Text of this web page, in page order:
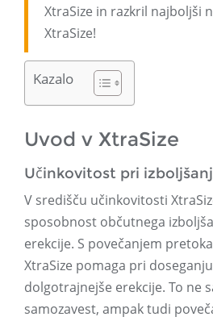
XtraSize in razkril najboljši
XtraSize!
Kazalo
Uvod v XtraSize
Učinkovitost pri
V središču učinkovitosti
sposobnost občutnega
erekcije. S povečanjem
XtraSize pomaga pri
dolgotrajnejše erekcije. To ne
samozavest, ampak tudi